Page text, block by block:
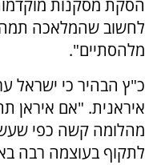
הסקת מסקנות
לחשוב שהמלאכה תמה
מלהסתיים".
כ"ץ הבהיר כי ישראל
איראנית. "אם איראן
מהלומה קשה כפי
לתקוף בעוצמה רבה